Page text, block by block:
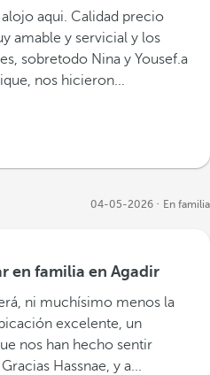
alojo aqui. Calidad precio
amable y servicial y los
sobretodo Nina y Yousef.a
nos hicieron...
04-05-2026 En familia
en familia en Agadir
ni muchísimo menos la
nos han hecho sentir
Hassnae, y a...